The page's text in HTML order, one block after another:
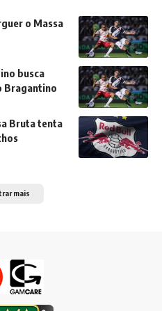
o Massa
busca
Bragantino
Bruta tenta
mais